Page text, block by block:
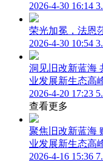
2026-4-30 16:14
荣光加冕，法恩
2026-4-30 10:54
洞见旧改新蓝海
业发展新生态高
2026-4-20 17:23
查看更多
聚焦旧改新蓝海
业发展新生态高
2026-4-16 15:36